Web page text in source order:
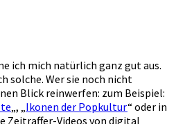
ich mich natürlich ganz gut aus.
solche. Wer sie noch nicht
Blick reinwerfen: zum Beispiel:
„, „ Ikonen der Popkultur“ oder in
Zeitraffer-Videos von digital